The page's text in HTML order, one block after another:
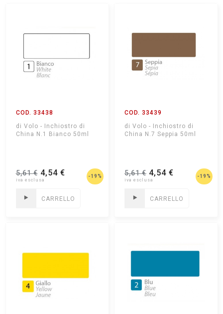
COD. 33438
di Volo - Inchiostro di
China N.1 Bianco 50ml
5,61 €4,54 € -19%
CARRELLO
COD. 33439
di Volo - Inchiostro di
China N.7 Seppia 50ml
5,61 € 4,54 € -19%
CARRELLO